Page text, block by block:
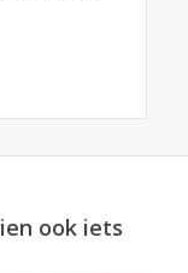
ook iets